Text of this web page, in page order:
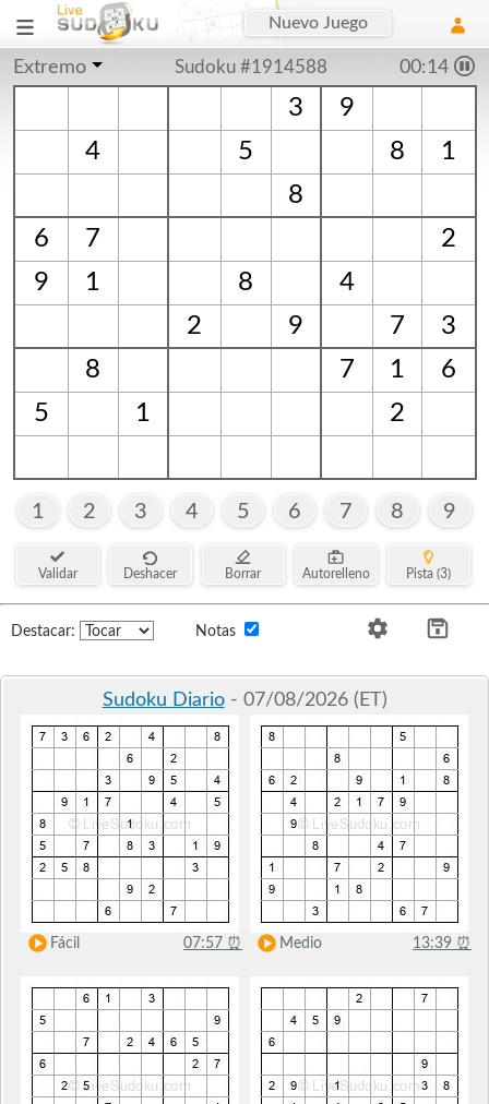
Nuevo Juego
Extremo Sudoku #1914588 00:15
3
9
4
5 8
1
8
6
7
2
9
1 8
4
2
9 7
3
8
7 1
6
5
1 2
1 2 3 4 5 6 7 8 9
Validar Deshacer Borrar Autorelleno Pista (3)
Destacar: Notas
Sudoku Diario- 07/08/2026 (ET)
Fácil 07:57 ⏰ Medio 13:39 ⏰